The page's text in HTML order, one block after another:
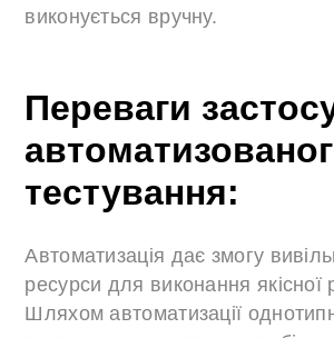
виконується вручну.
Переваги
тестування:
Автоматизація дає змогу
ресурси для виконання якісної
Шляхом автоматизації